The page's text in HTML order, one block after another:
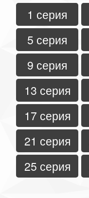
1 серия
5 серия
9 серия
13 серия
17 серия
21 серия
25 серия